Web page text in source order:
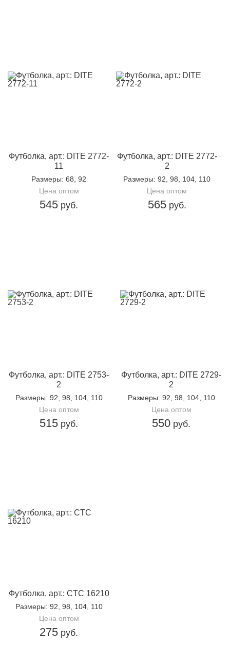
Футболка, арт.: DITE 2772-
11
Размеры: 68, 92
Цена оптом
545 руб.
Футболка, арт.: DITE 2772-
2
Размеры: 92, 98, 104, 110
Цена оптом
565руб.
Футболка, арт.: DITE 2753-
2
Размеры: 92, 98, 104, 110
Цена оптом
515 руб.
Футболка, арт.: DITE 2729-
2
Размеры: 92, 98, 104, 110
Цена оптом
550 руб.
Футболка, арт.: CTC 16210
Размеры: 92, 98, 104, 110
Цена оптом
275 руб.